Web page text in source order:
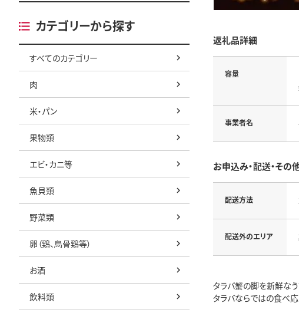
カテゴリーから探す
すべてのカテゴリー
肉
米・パン
果物類
エビ・カニ等
魚貝類
野菜類
卵（鶏、烏骨鶏等）
お酒
飲料類
返礼品詳細
容量
事業者名
お申込み・配送・その
配送方法
配送外のエリア
タラバ蟹の脚を新鮮なう
タラバならではの食べ応